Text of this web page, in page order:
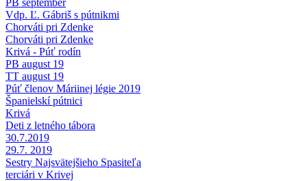
Vdp. Ľ. Gábriš s pútnikmi
Chorváti pri Zdenke
Chorváti pri Zdenke
Krivá - Púť rodín
PB august 19
TT august 19
Púť členov Máriinej légie 2019
Španielskí pútnici
Krivá
Deti z letného tábora
30.7.2019
29.7. 2019
Sestry Najsvätejšieho Spasiteľa
terciári v Krivej